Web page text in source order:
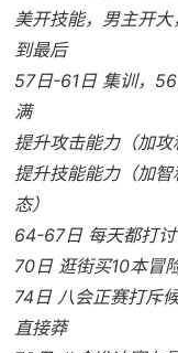
美开技能，男主开
到最后
57日-61日 集训，
满
提升攻击能力（加攻
提升技能能力（加
态）
64-67日 每天都打
70日 逛街买10本冒
74日 八会正赛打斥
直接莽